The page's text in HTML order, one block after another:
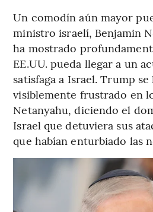
Un comodín aún mayor
ministro israelí, Benjamin
ha mostrado
EE.UU. pueda llegar a un
satisfaga a Israel. Trump
visiblemente frustrado en
Netanyahu, diciendo el
Israel que detuviera sus
que habían enturbiado las